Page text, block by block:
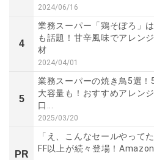
2024/06/16
4
業務スーパー「鶏そぼろ」
も話題！甘辛風味でアレン
材
2024/04/01
5
業務スーパーの焼き鳥5選！
大容量も！おすすめアレン
口...
2025/03/20
PR
「え、こんなセールやって
FF以上が続々登場！Amazon